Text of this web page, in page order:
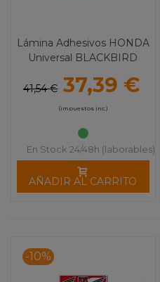
Lámina Adhesivos HONDA
Universal BLACKBIRD
41,54 € 37,39 €
(impuestos inc.)
En Stock 24/48h (laborables)
AÑADIR AL CARRITO
-10%